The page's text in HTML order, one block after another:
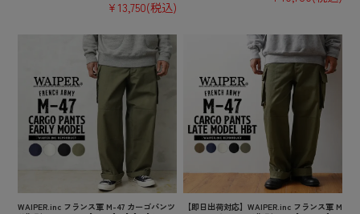
¥13,750(税込)
WAIPER.inc フランス軍 M-47 カーゴパンツ
【即日出荷対応】WAIPER.inc フランス軍 M